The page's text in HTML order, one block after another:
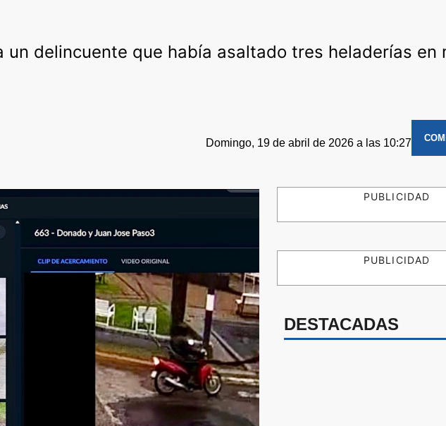
un delincuente que había asaltado tres heladerías en
Domingo, 19 de abril de 2026 a las 10:27
PUBLICIDAD
PUBLICIDAD
DESTACADAS